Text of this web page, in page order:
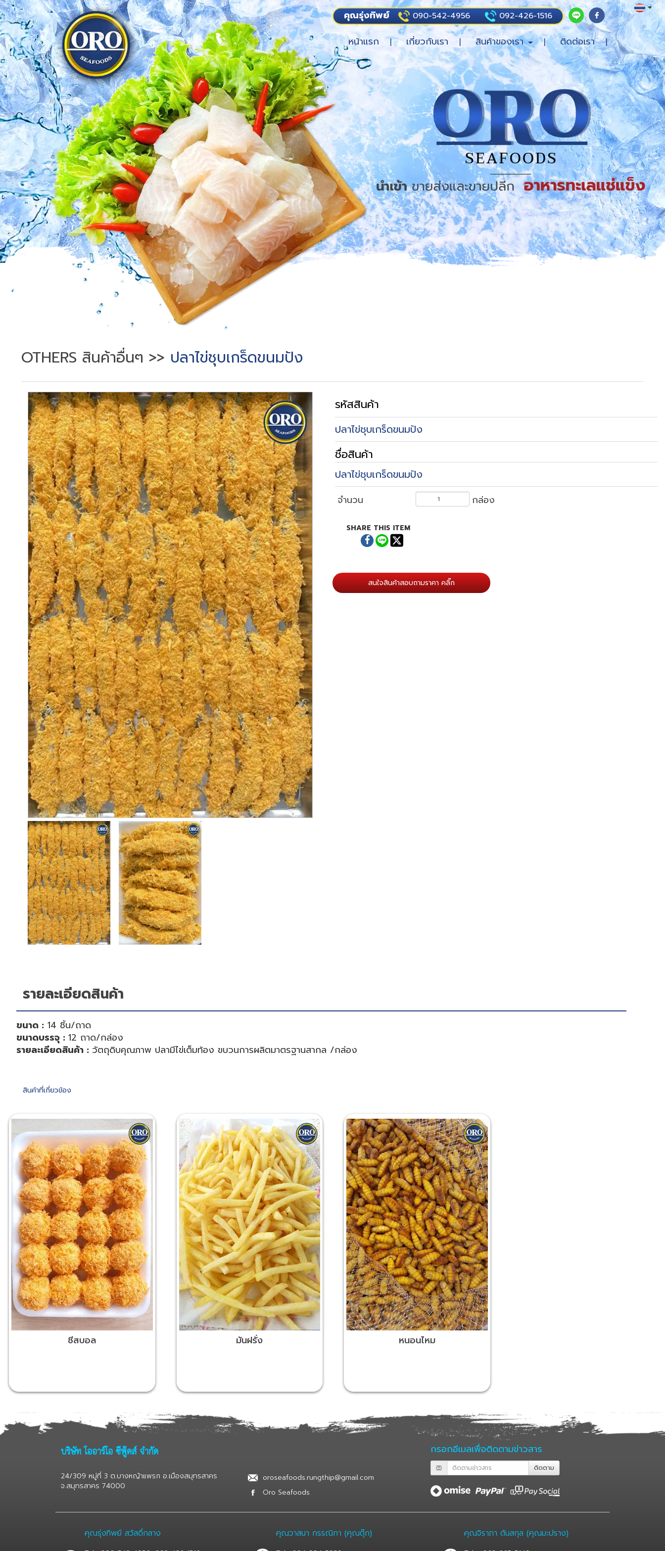
หน้าแรก เกี่ยวกับเรา สินค้าของเรา ติดต่อเรา
คุณรุ่งทิพย์ 090-542-4956 092-426-1516
OTHERS สินค้าอื่นๆ >> ปลาไข่ชุบเกร็ดขนมปัง
รหัสสินค้า
ปลาไข่ชุบเกร็ดขนมปัง
ชื่อสินค้า
ปลาไข่ชุบเกร็ดขนมปัง
จำนวน กล่อง
SHARE THIS ITEM
รายละเอียดสินค้า
สนใจสินค้าสอบถามราคา คลิ๊ก
ขนาด : 14 ชิ้น/ถาด
ขนาดบรรจุ :12 ถาด/กล่อง
รายละเอียดสินค้า : วัตถุดิบคุณภาพ ปลามีไข่เต็มท้อง ขบวนการผลิตมาตรฐานสากล /กล่อง
สินค้าที่เกี่ยวข้อง
ชีสบอล มันฝรั่ง หนอนไหม
บริษัท โออาร์โอ ซีฟู้ดส์ จำกัด
24/309 หมู่ที่ 3 ต.บางหญ้าแพรก อ.เมืองสมุทรสาคร
จ.สมุทรสาคร 74000
oroseafoods.rungthip@gmail.com
Oro Seafoods
กรอกอีเมลเพื่อติดตามข่าวสาร
ติดตาม
คุณรุ่งทิพย์ สวัสดิ์กลาง คุณวาสนา กรรณิกา (คุณตุ๊ก) คุณจิราภา ตันสกุล (คุณมะปราง)